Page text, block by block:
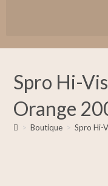
Spro Hi-
Orange
> Boutique > Spro Hi-